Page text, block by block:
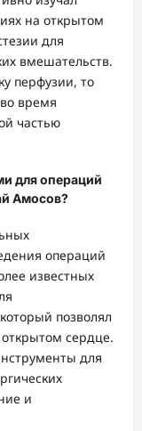
на открытом
для
вмешательств.
перфузии, то
время
частью
для операций
Амосов?
операций
известных
позволял
сердце.
для
и